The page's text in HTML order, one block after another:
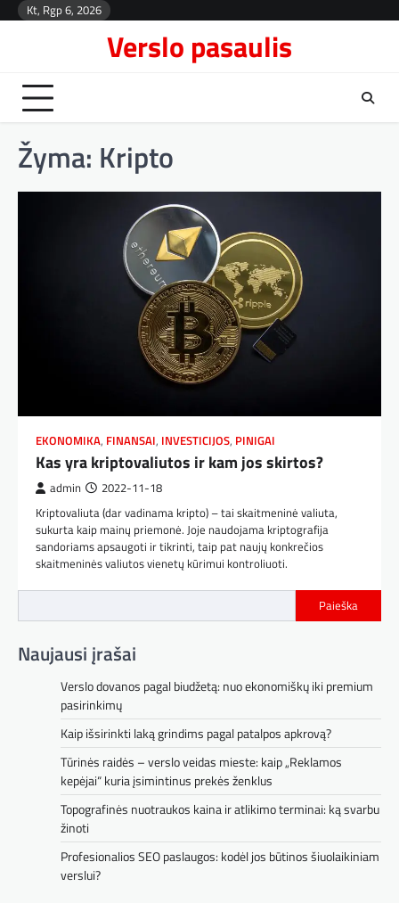
Skip Kt, Rgp 6, 2026
Verslo pasaulis
Žyma: Kripto
EKONOMIKA, FINANSAI, INVESTICIJOS, PINIGAI
Kas yra kriptovaliutos ir kam jos skirtos?
admin 2022-11-18
Kriptovaliuta (dar vadinama kripto) – tai skaitmeninė valiuta,
sukurta kaip mainų priemonė. Joje naudojama kriptografija
sandoriams apsaugoti ir tikrinti, taip pat naujų konkrečios
skaitmeninės valiutos vienetų kūrimui kontroliuoti.
Paieška
Naujausi įrašai
Verslo dovanos pagal biudžetą: nuo ekonomiškų iki premium
pasirinkimų
Kaip išsirinkti laką grindims pagal patalpos apkrovą?
Tūrinės raidės – verslo veidas mieste: kaip „Reklamos
kepėjai“ kuria įsimintinus prekės ženklus
Topografinės nuotraukos kaina ir atlikimo terminai: ką svarbu
žinoti
Profesionalios SEO paslaugos: kodėl jos būtinos šiuolaikiniam
verslui?